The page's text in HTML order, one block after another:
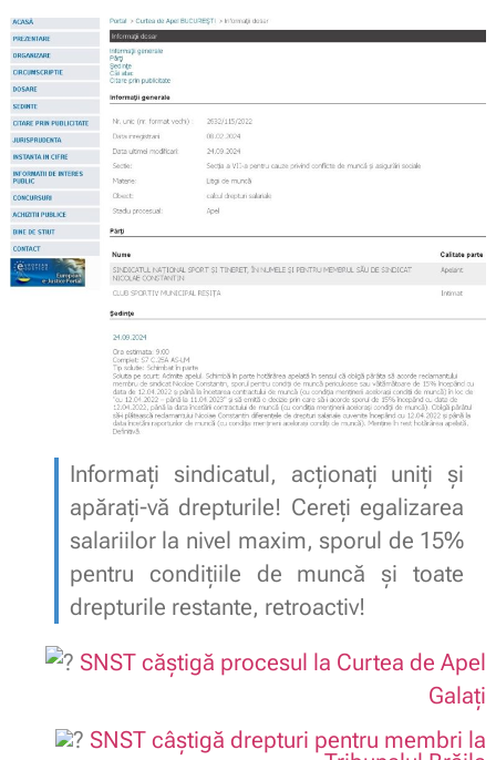
Informați sindicatul, acționați uniți și
apărați-vă drepturile! Cereți egalizarea
salariilor la nivel maxim, sporul de 15%
pentru condițiile de muncă și toate
drepturile restante, retroactiv!
SNST căștigă procesul la Curtea de Apel
Galați
SNST câștigă drepturi pentru membri la